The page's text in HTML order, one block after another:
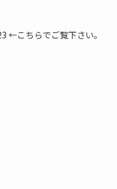
こちらでご覧下さい。